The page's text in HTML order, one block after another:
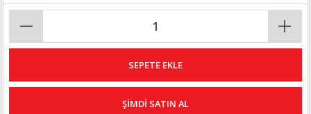
SEPETE EKLE
ŞİMDİ SATIN AL